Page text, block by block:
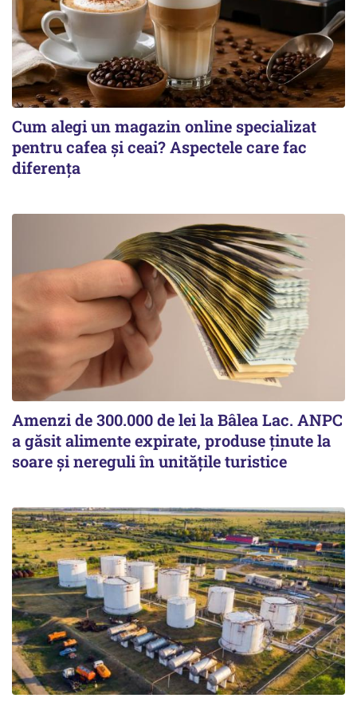
Cum alegi un magazin online specializat
pentru cafea și ceai? Aspectele care fac
diferența
Amenzi de 300.000 de lei la Bâlea Lac. ANPC
a găsit alimente expirate, produse ținute la
soare și nereguli în unitățile turistice